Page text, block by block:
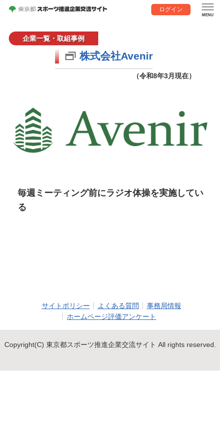
ログイン
企業一覧・取組事例
株式会社Avenir
（令和8年3月現在）
毎週ミーティング前にラジオ体操を実施してい
る
サイトポリシー よくある質問
事務局情報
ホームページ評価アンケート
Copyright(C) 東京都スポーツ推進企業交流サイト All rights reserved.